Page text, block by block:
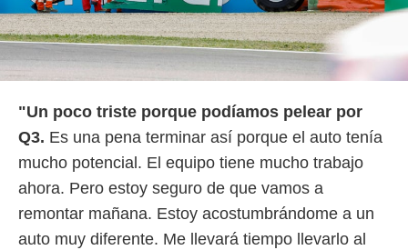
"Un poco triste porque podíamos pelear por
Q3. Es una pena terminar así porque el auto tenía
mucho potencial. El equipo tiene mucho trabajo
ahora. Pero estoy seguro de que vamos a
remontar mañana. Estoy acostumbrándome a un
auto muy diferente. Me llevará tiempo llevarlo al